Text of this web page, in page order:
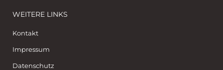
WEITERE LINKS
Kontakt
Impressum
Datenschutz